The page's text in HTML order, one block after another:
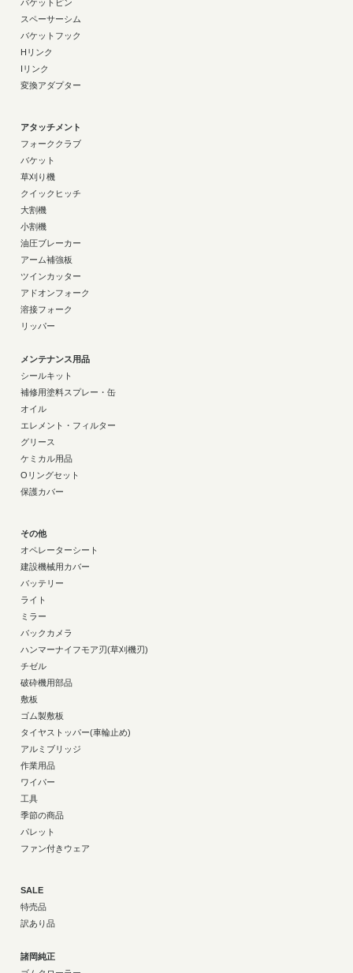
バケットピン
スペーサーシム
バケットフック
Hリンク
Iリンク
変換アダプター
アタッチメント
フォーククラブ
バケット
草刈り機
クイックヒッチ
大割機
小割機
油圧ブレーカー
アーム補強板
ツインカッター
アドオンフォーク
溶接フォーク
リッパー
メンテナンス用品
シールキット
補修用塗料スプレー・缶
オイル
エレメント・フィルター
グリース
ケミカル用品
Oリングセット
保護カバー
その他
オペレーターシート
建設機械用カバー
バッテリー
ライト
ミラー
バックカメラ
ハンマーナイフモア刃(草刈機刃)
チゼル
破砕機用部品
敷板
ゴム製敷板
タイヤストッパー(車輪止め)
アルミブリッジ
作業用品
ワイパー
工具
季節の商品
パレット
ファン付きウェア
SALE
特売品
訳あり品
諸岡純正